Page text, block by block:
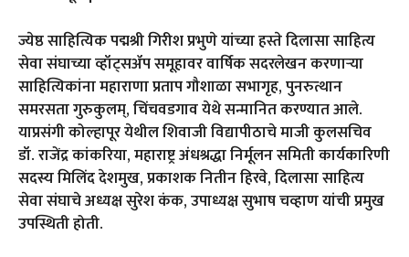
ज्येष्ठ साहित्यिक पद्मश्री गिरीश प्रभुणे यांच्या हस्ते दिलासा साहित्य
सेवा संघाच्या व्हॉट्सॲप समूहावर वार्षिक सदरलेखन करणाऱ्या
साहित्यिकांना महाराणा प्रताप गौशाळा सभागृह, पुनरुत्थान
समरसता गुरुकुलम्, चिंचवडगाव येथे सन्मानित करण्यात आले.
याप्रसंगी कोल्हापूर येथील शिवाजी विद्यापीठाचे माजी कुलसचिव
डॉ. राजेंद्र कांकरिया, महाराष्ट्र अंधश्रद्धा निर्मूलन समिती कार्यकारिणी
सदस्य मिलिंद देशमुख, प्रकाशक नितीन हिरवे, दिलासा साहित्य
सेवा संघाचे अध्यक्ष सुरेश कंक, उपाध्यक्ष सुभाष चव्हाण यांची प्रमुख
उपस्थिती होती.